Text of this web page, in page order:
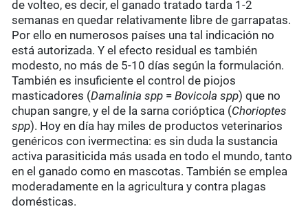
de volteo, es decir, el ganado tratado tarda 1-2
semanas en quedar relativamente libre de garrapatas.
Por ello en numerosos países una tal indicación no
está autorizada. Y el efecto residual es también
modesto, no más de 5-10 días según la formulación.
También es insuficiente el control de piojos
masticadores (Damalinia spp =Bovicola spp) que no
chupan sangre, y el de la sarna corióptica (Chorioptes
spp). Hoy en día hay miles de productos veterinarios
genéricos con ivermectina: es sin duda la sustancia
activa parasiticida más usada en todo el mundo, tanto
en el ganado como en mascotas. También se emplea
moderadamente en la agricultura y contra plagas
domésticas.